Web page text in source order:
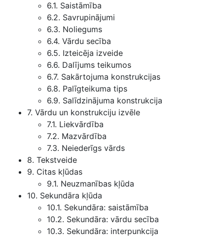
6.1. Saistāmība
6.2. Savrupinājumi
6.3. Noliegums
6.4. Vārdu secība
6.5. Izteicēja izveide
6.6. Dalījums teikumos
6.7. Sakārtojuma konstrukcijas
6.8. Palīgteikuma tips
6.9. Salīdzinājuma konstrukcija
7. Vārdu un konstrukciju izvēle
7.1. Liekvārdība
7.2. Mazvārdība
7.3. Neiederīgs vārds
8. Tekstveide
9. Citas kļūdas
9.1. Neuzmanības kļūda
10. Sekundāra kļūda
10.1. Sekundāra: saistāmība
10.2. Sekundāra: vārdu secība
10.3. Sekundāra: interpunkcija